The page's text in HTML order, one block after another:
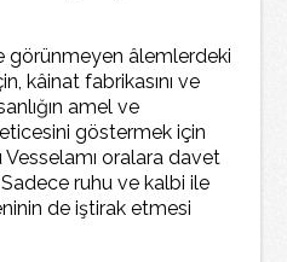
görünmeyen âlemlerdeki
kâinat fabrikasını ve
amel ve
göstermek için
oralara davet
ruhu ve kalbi ile
de iştirak etmesi